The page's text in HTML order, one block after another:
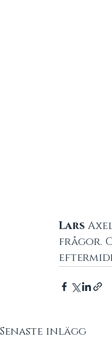
Lars
frågor.
Senaste inlägg